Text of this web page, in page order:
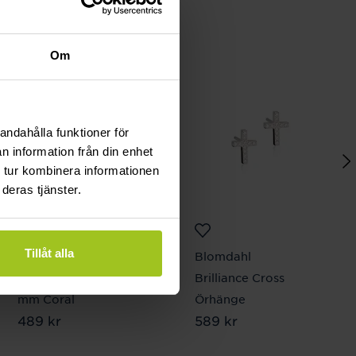
Om
funktioner för
information från din enhet
kombinera informationen
tjänster.
Tillåt alla
Blomdahl
Tiffany Örhängen 7
mm Coral
Pris:489 kr
489 kr
Blomdahl
Brilliance Cross
Örhänge
Pris:589 kr
589 kr